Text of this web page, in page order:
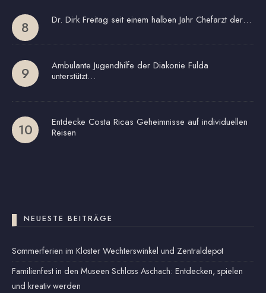
Dr. Dirk Freitag seit einem halben Jahr Chefarzt der…
Ambulante Jugendhilfe der Diakonie Fulda
unterstützt…
Entdecke Costa Ricas Geheimnisse auf individuellen
Reisen
NEUESTE BEITRÄGE
Sommerferien im Kloster Wechterswinkel und Zentraldepot
Familienfest in den Museen Schloss Aschach: Entdecken, spielen
und kreativ werden